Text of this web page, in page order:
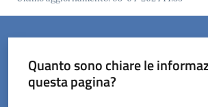
Borgo
Tossignano
Quanto sono chiare le
questa pagina?